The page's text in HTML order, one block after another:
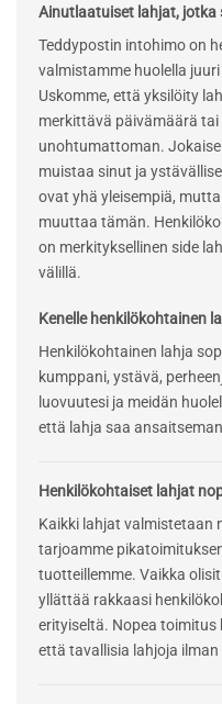
Ainutlaatuiset lahjat, jotka
Teddypostin intohimo on
valmistamme huolella
Uskomme, että yksilöity
merkittävä päivämäärä
unohtumattoman.
muistaa sinut ja
ovat yhä yleisempiä,
muuttaa tämän.
on merkityksellinen side
välillä.
Kenelle henkilökohtainen
Henkilökohtainen lahja
kumppani, ystävä,
luovuutesi ja meidän
että lahja saa
Henkilökohtaiset lahjat
Kaikki lahjat valmistetaan
tarjoamme
tuotteillemme. Vaikka
yllättää rakkaasi
erityiseltä. Nopea toimitus
että tavallisia lahjoja ilman